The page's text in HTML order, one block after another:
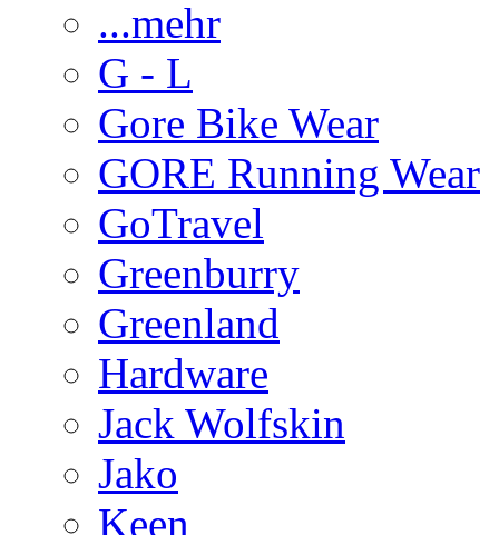
...mehr
G - L
Gore Bike Wear
GORE Running Wear
GoTravel
Greenburry
Greenland
Hardware
Jack Wolfskin
Jako
Keen